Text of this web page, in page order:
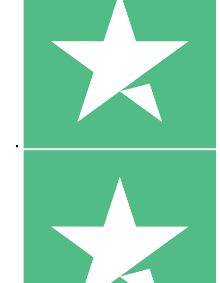
Packs de Crédits Individuels
Payez à l'utilisation avec des crédits de téléchargement. Sans
1 Téléchargement
10 00
10 Téléchargements
20 00